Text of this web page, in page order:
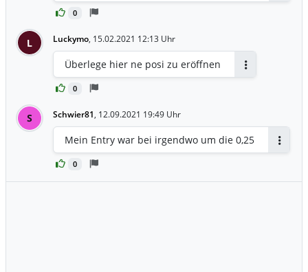
0
L Luckymo, 15.02.2021 12:13 Uhr
0
Überlege hier ne posi zu eröffnen
S Schwier81, 12.09.2021 19:49 Uhr
0
Mein Entry war bei irgendwo um die 0,25